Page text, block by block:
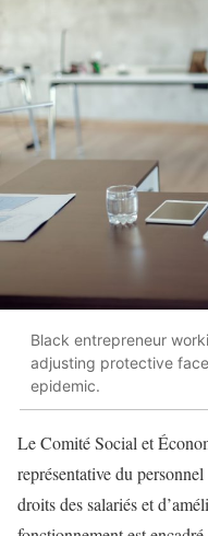
Black entrepreneur
adjusting protective
epidemic.
Le Comité Social et
représentative du
droits des salariés et